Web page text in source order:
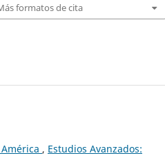
formatos de cita
, Estudios Avanzados: